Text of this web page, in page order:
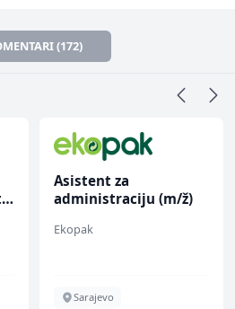
(172)
Asistent za
administraciju (m/ž)
Ekopak
Sarajevo